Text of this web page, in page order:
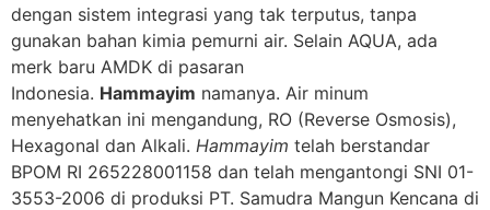
dengan sistem integrasi yang tak terputus, tanpa
gunakan bahan kimia pemurni air. Selain AQUA, ada
merk baru AMDK di pasaran
Indonesia. Hammayim namanya. Air minum
menyehatkan ini mengandung, RO (Reverse Osmosis),
Hexagonal dan Alkali. Hammayim telah berstandar
BPOM RI 265228001158 dan telah mengantongi SNI 01-
3553-2006 di produksi PT. Samudra Mangun Kencana di